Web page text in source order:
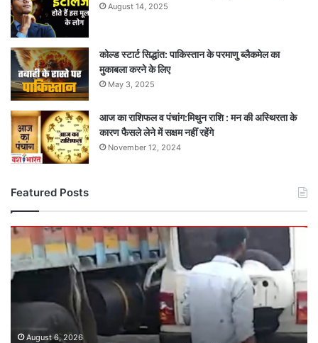
August 14, 2025
कोल्ड स्टार्ट सिद्धांत: पाकिस्तान के परमाणु ब्लैकमेल का
मुकाबला करने के लिए
May 3, 2025
आज का राशिफल व पंचांग:मिथुन राशि : मन की अस्थिरता के
कारण फैसले लेने में सक्षम नहीं रहेंगे
November 12, 2024
Featured Posts
दर्दनाक
हादसा:
तेज
कार
ट्रकAugust 6, 2026